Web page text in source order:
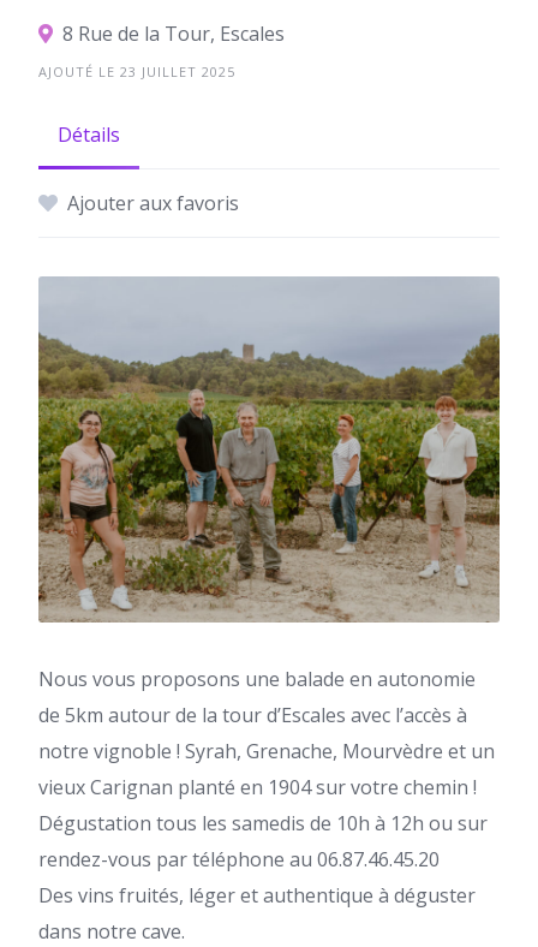
8 Rue de la Tour, Escales
AJOUTÉ LE 23 JUILLET 2025
Détails
Ajouter aux favoris
Nous vous proposons une balade en autonomie
de 5km autour de la tour d’Escales avec l’accès à
notre vignoble ! Syrah, Grenache, Mourvèdre et un
vieux Carignan planté en 1904 sur votre chemin !
Dégustation tous les samedis de 10h à 12h ou sur
rendez-vous par téléphone au 06.87.46.45.20
Des vins fruités, léger et authentique à déguster
dans notre cave.